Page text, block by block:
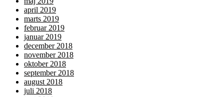
april 2019
marts 2019
februar 2019
januar 2019
december 2018
november 2018
oktober 2018
september 2018
august 2018
juli 2018